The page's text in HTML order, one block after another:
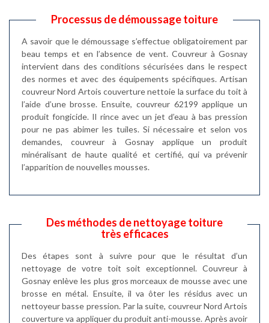
Processus de démoussage toiture
A savoir que le démoussage s’effectue obligatoirement par
beau temps et en l’absence de vent. Couvreur à Gosnay
intervient dans des conditions sécurisées dans le respect
des normes et avec des équipements spécifiques. Artisan
couvreur Nord Artois couverture nettoie la surface du toit à
l’aide d’une brosse. Ensuite, couvreur 62199 applique un
produit fongicide. Il rince avec un jet d’eau à bas pression
pour ne pas abimer les tuiles. Si nécessaire et selon vos
demandes, couvreur à Gosnay applique un produit
minéralisant de haute qualité et certifié, qui va prévenir
l’apparition de nouvelles mousses.
Des méthodes de nettoyage toiture
très efficaces
Des étapes sont à suivre pour que le résultat d’un
nettoyage de votre toit soit exceptionnel. Couvreur à
Gosnay enlève les plus gros morceaux de mousse avec une
brosse en métal. Ensuite, il va ôter les résidus avec un
nettoyeur basse pression. Par la suite, couvreur Nord Artois
couverture va appliquer du produit anti-mousse. Après avoir